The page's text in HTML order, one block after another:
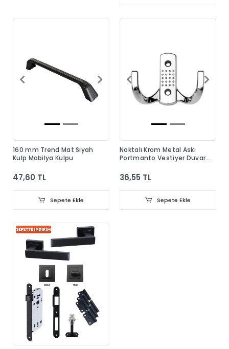
160 mm Trend Mat Siyah
Kulp Mobilya Kulpu
47,60 TL
Sepete Ekle
Noktalı Krom Metal Askı
Portmanto Vestiyer Duvar
36,55 TL
Sepete Ekle